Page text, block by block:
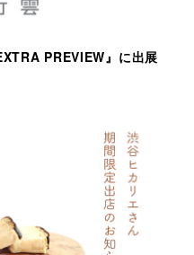
PREVIEW』に出展